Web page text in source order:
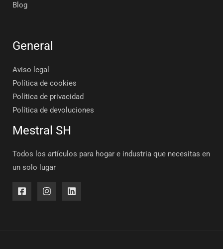
Blog
General
Aviso legal
Política de cookies
Política de privacidad
Política de devoluciones
Mestral SH
Todos los artículos para hogar e industria que necesitas en
un solo lugar